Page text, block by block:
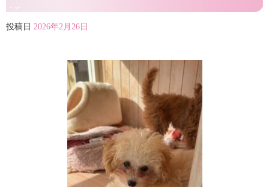
投稿日 2026年2月26日